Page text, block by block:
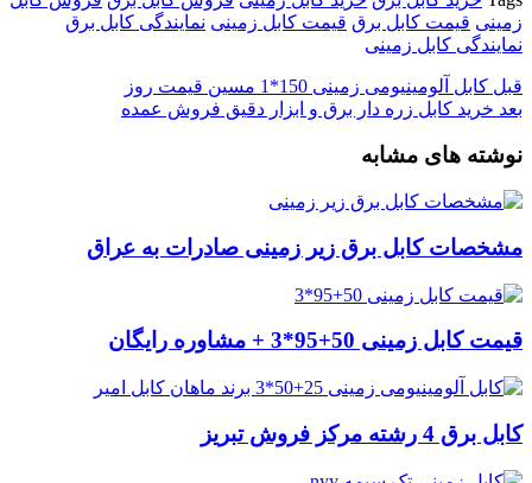
زمینی قیمت کابل برق قیمت کابل زمینی نمایندگی کابل برق
نمایندگی کابل زمینی
قبل کابل آلومینیومی زمینی 150*1 مسین قیمت روز
بعد خرید کابل زره دار برق و ابزار دقیق فروش عمده
نوشته های مشابه
مشخصات کابل برق زیر زمینی صادرات به عراق
قیمت کابل زمینی 50+95*3 + مشاوره رایگان
کابل برق 4 رشته مرکز فروش تبریز